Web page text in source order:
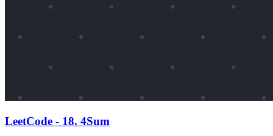
LeetCode - 18. 4Sum